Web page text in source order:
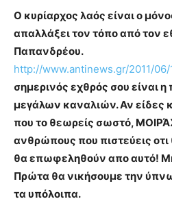
Ο κυρίαρχος λαός είναι ο
απαλλάξει τον τόπο από τον
Παπανδρέου.
http://www.antinews.gr/2011/06/
σημερινός εχθρός σου είναι
μεγάλων καναλιών. Αν είδες
που το θεωρείς σωστό,
ανθρώπους που πιστεύεις οτι
θα επωφεληθούν απο αυτό!
Πρώτα θα νικήσουμε την
τα υπόλοιπα.